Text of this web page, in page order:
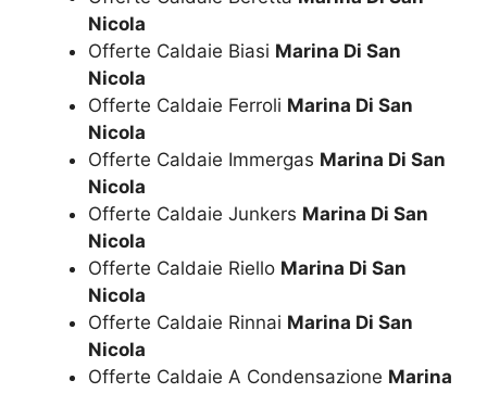
Nicola
Offerte Caldaie Biasi Marina Di San
Nicola
Offerte Caldaie Ferroli Marina Di San
Nicola
Offerte Caldaie Immergas Marina Di San
Nicola
Offerte Caldaie Junkers Marina Di San
Nicola
Offerte Caldaie Riello Marina Di San
Nicola
Offerte Caldaie Rinnai Marina Di San
Nicola
Offerte Caldaie A Condensazione Marina